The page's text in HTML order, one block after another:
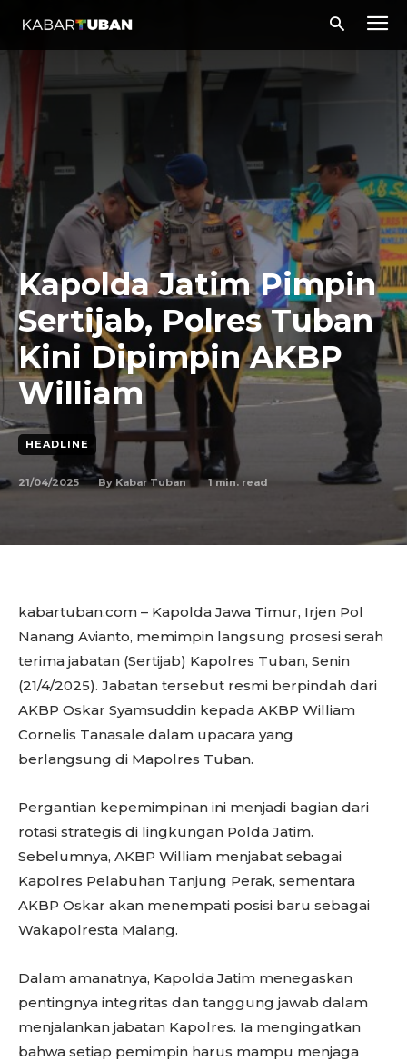
Kapolda Jatim Pimpin
Sertijab, Polres Tuban
Kini Dipimpin AKBP
William
HEADLINE
21/04/2025 By Kabar Tuban 1min. read
kabartuban.com – Kapolda Jawa Timur, Irjen Pol
Nanang Avianto, memimpin langsung prosesi serah
terima jabatan (Sertijab) Kapolres Tuban, Senin
(21/4/2025). Jabatan tersebut resmi berpindah dari
AKBP Oskar Syamsuddin kepada AKBP William
Cornelis Tanasale dalam upacara yang
berlangsung di Mapolres Tuban.
Pergantian kepemimpinan ini menjadi bagian dari
rotasi strategis di lingkungan Polda Jatim.
Sebelumnya, AKBP William menjabat sebagai
Kapolres Pelabuhan Tanjung Perak, sementara
AKBP Oskar akan menempati posisi baru sebagai
Wakapolresta Malang.
Dalam amanatnya, Kapolda Jatim menegaskan
pentingnya integritas dan tanggung jawab dalam
menjalankan jabatan Kapolres. Ia mengingatkan
bahwa setiap pemimpin harus mampu menjaga